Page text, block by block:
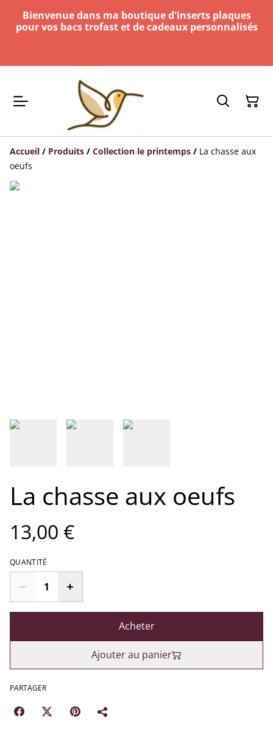
Bienvenue dans ma boutique d'inserts plaques
pour vos bacs trofast et de cadeaux personnalisés
Accueil / Produits / Collection le printemps / La chasse aux
oeufs
La chasse aux oeufs
13,00 €
QUANTITÉ
Acheter
Ajouter au panier
PARTAGER